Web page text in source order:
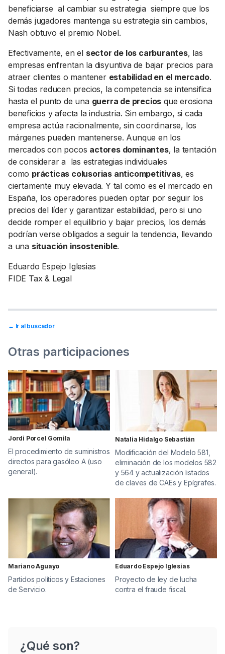
beneficiarse al cambiar su estrategia siempre que los
demás jugadores mantenga su estrategia sin cambios,
Nash obtuvo el premio Nobel.
Efectivamente, en el sector de los carburantes, las
empresas enfrentan la disyuntiva de bajar precios para
atraer clientes o mantener estabilidad en el mercado.
Si todas reducen precios, la competencia se intensifica
hasta el punto de una guerra de precios que erosiona
beneficios y afecta la industria. Sin embargo, si cada
empresa actúa racionalmente, sin coordinarse, los
márgenes pueden mantenerse. Aunque en los
mercados con pocos actores dominantes, la tentación
de considerar a las estrategias individuales
como prácticas colusorias anticompetitivas, es
ciertamente muy elevada. Y tal como es el mercado en
España, los operadores pueden optar por seguir los
precios del líder y garantizar estabilidad, pero si uno
decide romper el equilibrio y bajar precios, los demás
podrían verse obligados a seguir la tendencia, llevando
a una situación insostenible.
Eduardo Espejo Iglesias
FIDE Tax & Legal
← Ir al buscador
Otras participaciones
Jordi Porcel Gomila
El procedimiento de suministros
directos para gasóleo A (uso
general).
Natalia Hidalgo Sebastián
Modificación del Modelo 581,
eliminación de los modelos 582
y 564 y actualización listados
de claves de CAEs y Epígrafes.
Mariano Aguayo
Partidos políticos y Estaciones
de Servicio.
Eduardo Espejo Iglesias
Proyecto de ley de lucha
contra el fraude fiscal.
¿Qué son?